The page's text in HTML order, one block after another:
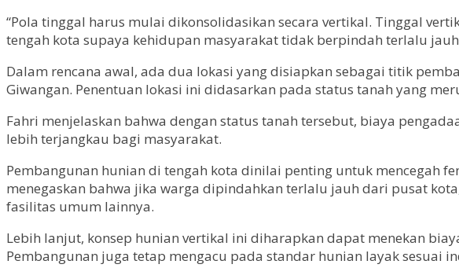
“Pola tinggal harus mulai dikonsolidasikan secara vertikal. Tinggal
tengah kota supaya kehidupan masyarakat tidak berpindah terlalu
Dalam rencana awal, ada dua lokasi yang disiapkan sebagai titik
Giwangan. Penentuan lokasi ini didasarkan pada status tanah yang
Fahri menjelaskan bahwa dengan status tanah tersebut, biaya
lebih terjangkau bagi masyarakat.
Pembangunan hunian di tengah kota dinilai penting untuk mencegah
menegaskan bahwa jika warga dipindahkan terlalu jauh dari pusat
fasilitas umum lainnya.
Lebih lanjut, konsep hunian vertikal ini diharapkan dapat menekan
Pembangunan juga tetap mengacu pada standar hunian layak sesuai